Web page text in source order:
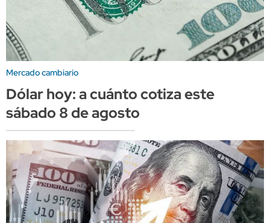
Mercado cambiario
Dólar hoy: a cuánto cotiza este
sábado 8 de agosto